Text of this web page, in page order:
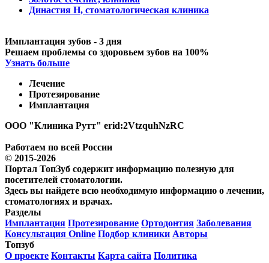
Династия Н, стоматологическая клиника
Имплантация зубов - 3 дня
Решаем проблемы со здоровьем зубов на 100%
Узнать больше
Лечение
Протезирование
Имплантация
ООО "Клиника Рутт" erid:2VtzquhNzRC
Работаем по всей России
© 2015-2026
Портал ТопЗуб содержит информацию полезную для
посетителей стоматологии.
Здесь вы найдете всю необходимую информацию о лечении,
стоматологиях и врачах.
Разделы
Имплантация Протезирование Ортодонтия Заболевания
Консультация Online Подбор клиники Авторы
Топзуб
О проекте Контакты Карта сайта Политика